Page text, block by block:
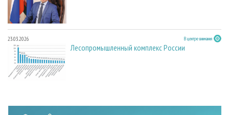
23.03.2026 В центре внимания
Лесопромышленный комплекс России